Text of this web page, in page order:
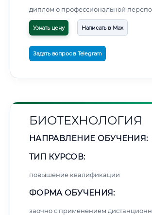
диплом о профессиональной
Узнать цену Написать в Max
Задать вопрос в Telegram
БИОТЕХНОЛОГИЯ
НАПРАВЛЕНИЕ ОБУЧЕНИЯ:
ТИП КУРСОВ:
повышение квалификации
ФОРМА ОБУЧЕНИЯ:
заочно с применением